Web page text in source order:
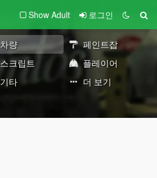
Show Adult 로그인
차량
페인트잡
스크립트
플레이어
기타 더 보기